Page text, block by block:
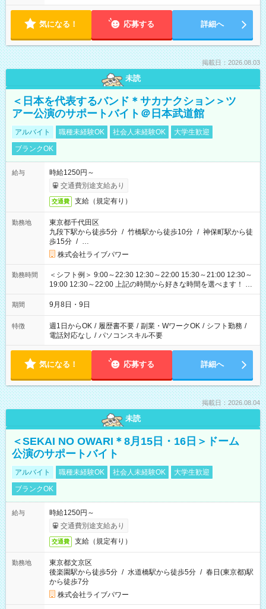
気になる！ 応募する 詳細へ
掲載日：2026.08.03
未読
＜日本を代表するバンド＊サカナクション＞ツ
アー公演のサポートバイト＠日本武道館
アルバイト 職種未経験OK 社会人未経験OK
大学生歓迎
ブランクOK
給与
時給1250円～
交通費別途支給あり
交通費 支給（規定有り）
勤務地
東京都千代田区
九段下駅から徒歩5分 / 竹橋駅から徒歩10分 / 神保町駅から徒
歩15分 / …
株式会社ライブパワー
勤務時間
＜シフト例＞ 9:00～22:30 12:30～22:00 15:30～21:00 12:30～
19:00 12:30～22:00 上記の時間から好きな時間を選べます！ ※
時間は変更となる可能性があります
期間 9月8日・9日
特徴 週1日からOK / 履歴書不要 / 副業・WワークOK / シフト勤務 /
電話対応なし / パソコンスキル不要
気になる！ 応募する 詳細へ
掲載日：2026.08.04
未読
＜SEKAI NO OWARI＊8月15日・16日＞ドーム
公演のサポートバイト
アルバイト 職種未経験OK 社会人未経験OK
大学生歓迎
ブランクOK
給与
時給1250円～
交通費別途支給あり
交通費 支給（規定有り）
勤務地
東京都文京区
後楽園駅から徒歩5分 / 水道橋駅から徒歩5分 / 春日(東京都)駅
から徒歩7分
株式会社ライブパワー